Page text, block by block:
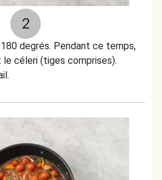
2
degrés. Pendant ce temps,
céleri (tiges comprises).